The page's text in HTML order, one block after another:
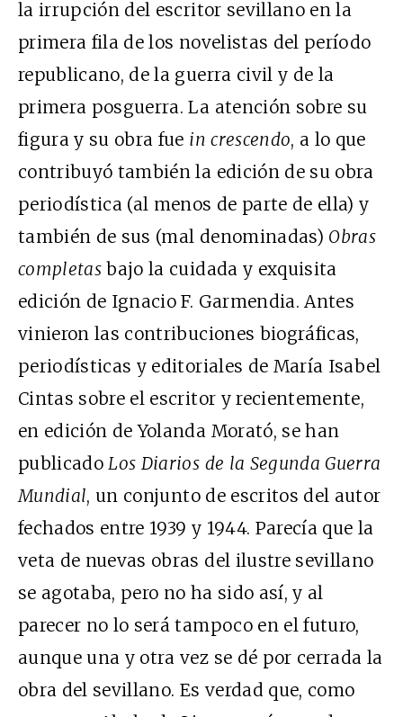
la irrupción del escritor sevillano en la
primera fila de los novelistas del período
republicano, de la guerra civil y de la
primera posguerra. La atención sobre su
figura y su obra fue in crescendo, a lo que
contribuyó también la edición de su obra
periodística (al menos de parte de ella) y
también de sus (mal denominadas) Obras
completasbajo la cuidada y exquisita
edición de Ignacio F. Garmendia. Antes
vinieron las contribuciones biográficas,
periodísticas y editoriales de María Isabel
Cintas sobre el escritor y recientemente,
en edición de Yolanda Morató, se han
publicado Los Diarios de la Segunda Guerra
Mundial, un conjunto de escritos del autor
fechados entre 1939 y 1944. Parecía que la
veta de nuevas obras del ilustre sevillano
se agotaba, pero no ha sido así, y al
parecer no lo será tampoco en el futuro,
aunque una y otra vez se dé por cerrada la
obra del sevillano. Es verdad que, como